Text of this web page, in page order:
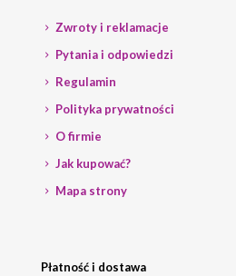
Zwroty i reklamacje
Pytania i odpowiedzi
Regulamin
Polityka prywatności
O firmie
Jak kupować?
Mapa strony
Płatność i dostawa